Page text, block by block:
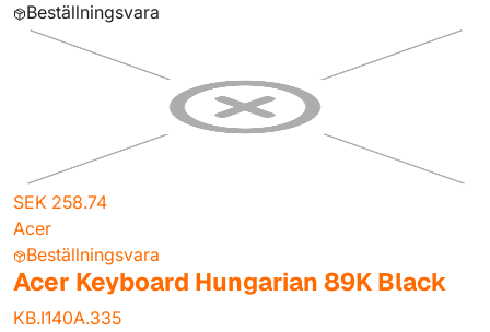
Beställningsvara
SEK 258.74
Acer
Beställningsvara
Acer Keyboard Hungarian 89K Black
KB.I140A.335